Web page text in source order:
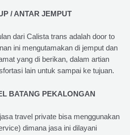
/ ANTAR JEMPUT
dari Calista trans adalah door to
ini mengutamakan di jemput dan
yang di berikan, dalam artian
lain untuk sampai ke tujuan.
BATANG PEKALONGAN
travel private bisa menggunakan
dimana jasa ini dilayani